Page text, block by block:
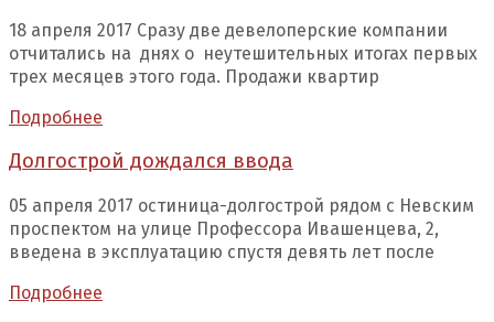
18 апреля 2017 Сразу две девелоперские компании
отчитались на днях о неутешительных итогах первых
трех месяцев этого года. Продажи квартир
Подробнее
Долгострой дождался ввода
05 апреля 2017 остиница-долгострой рядом с Невским
проспектом на улице Профессора Ивашенцева, 2,
введена в эксплуатацию спустя девять лет после
Подробнее